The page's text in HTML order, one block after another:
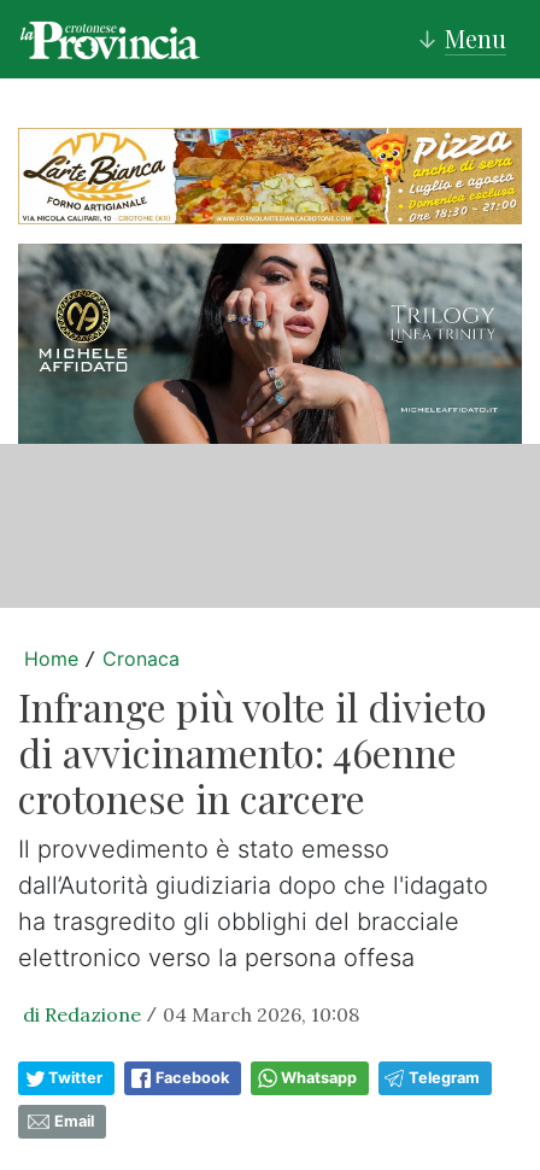
↓ Menu
Home / Cronaca
Infrange più volte il divieto
di avvicinamento: 46enne
crotonese in carcere
Il provvedimento è stato emesso
dall’Autorità giudiziaria dopo che l'idagato
ha trasgredito gli obblighi del bracciale
elettronico verso la persona offesa
di Redazione / 04 March 2026, 10:08
Twitter Facebook Whatsapp Telegram
Email